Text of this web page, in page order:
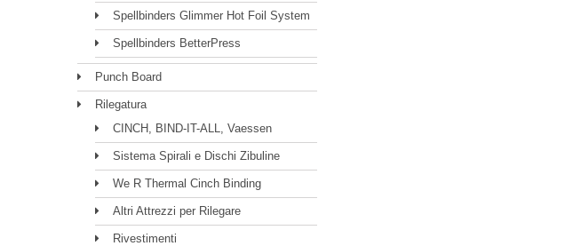
Spellbinders Glimmer Hot Foil System
Spellbinders BetterPress
Punch Board
Rilegatura
CINCH, BIND-IT-ALL, Vaessen
Sistema Spirali e Dischi Zibuline
We R Thermal Cinch Binding
Altri Attrezzi per Rilegare
Rivestimenti